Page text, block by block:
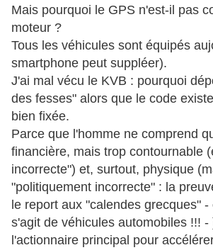
Mais pourquoi le GPS n'est-il pas
moteur ?
Tous les véhicules sont équipés
smartphone peut suppléer).
J'ai mal vécu le KVB : pourquoi
des fesses" alors que le code
bien fixée.
Parce que l'homme ne comprend
financière, mais trop contournable
incorrecte") et, surtout, physique
"politiquement incorrecte" : la
le report aux "calendes grecques" -
s'agit de véhicules automobiles !!! -
l'actionnaire principal pour